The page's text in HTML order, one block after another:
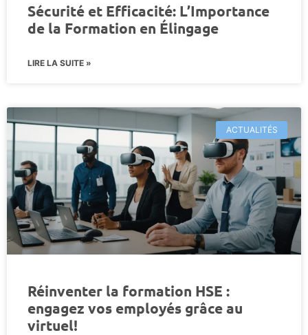
Sécurité et Efficacité: L’Importance
de la Formation en Élingage
LIRE LA SUITE »
ACTUALITÉS
Réinventer la formation HSE :
engagez vos employés grâce au
virtuel!